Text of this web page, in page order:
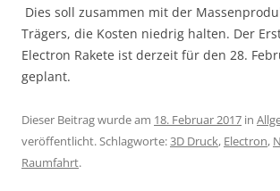
Dies soll zusammen mit der
Trägers, die Kosten niedrig halten. Der
Electron Rakete ist derzeit für den 28.
geplant.
Dieser Beitrag wurde am 18. Februar 2017 in
veröffentlicht. Schlagworte:3D Druck, Electron,
Raumfahrt.